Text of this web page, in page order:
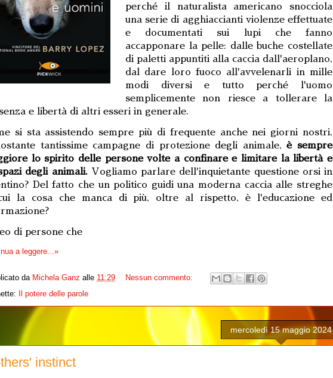
perché il naturalista americano snocciola
una serie di agghiaccianti violenze effettuate
e documentati sui lupi che fanno
accapponare la pelle: dalle buche costellate
di paletti appuntiti alla caccia dall'aeroplano,
dal dare loro fuoco all'avvelenarli in mille
modi diversi e tutto perché l'uomo
semplicemente non riesce a tollerare la
e libertà di altri esseri in generale.
si sta assistendo sempre più di frequente anche nei giorni nostri,
tantissime campagne di protezione degli animale,è sempre
lo spirito delle persone volte a confinare e limitare la libertà e
degli animali.Vogliamo parlare dell'inquietante questione orsi in
Del fatto che un politico guidi una moderna caccia alle streghe
la cosa che manca di più, oltre al rispetto, è l'educazione ed
di persone che
a leggere...»
da Michela Ganz alle 11:29
Nessun commento:
Il potere delle parole
mercoledì 15 maggio 2024
instinct